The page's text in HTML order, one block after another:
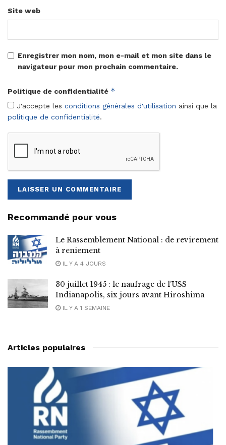
Site web
Enregistrer mon nom, mon e-mail et mon site dans le
navigateur pour mon prochain commentaire.
Politique de confidentialité *
J'accepte les conditions générales d'utilisation ainsi que la
politique de confidentialité.
Recommandé pour vous
Le Rassemblement National : de revirement
à reniement
IL Y A 4 JOURS
30 juillet 1945 : le naufrage de l’USS
Indianapolis, six jours avant Hiroshima
IL Y A 1 SEMAINE
Articles populaires